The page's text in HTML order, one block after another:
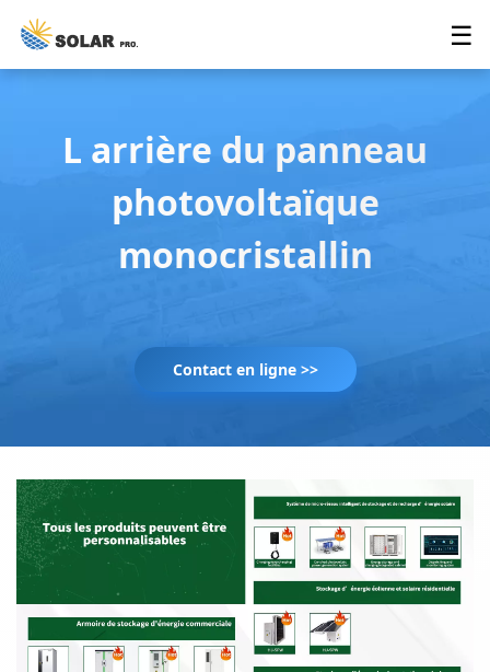
☰
L arrière du panneau
photovoltaïque
monocristallin
Contact en ligne >>